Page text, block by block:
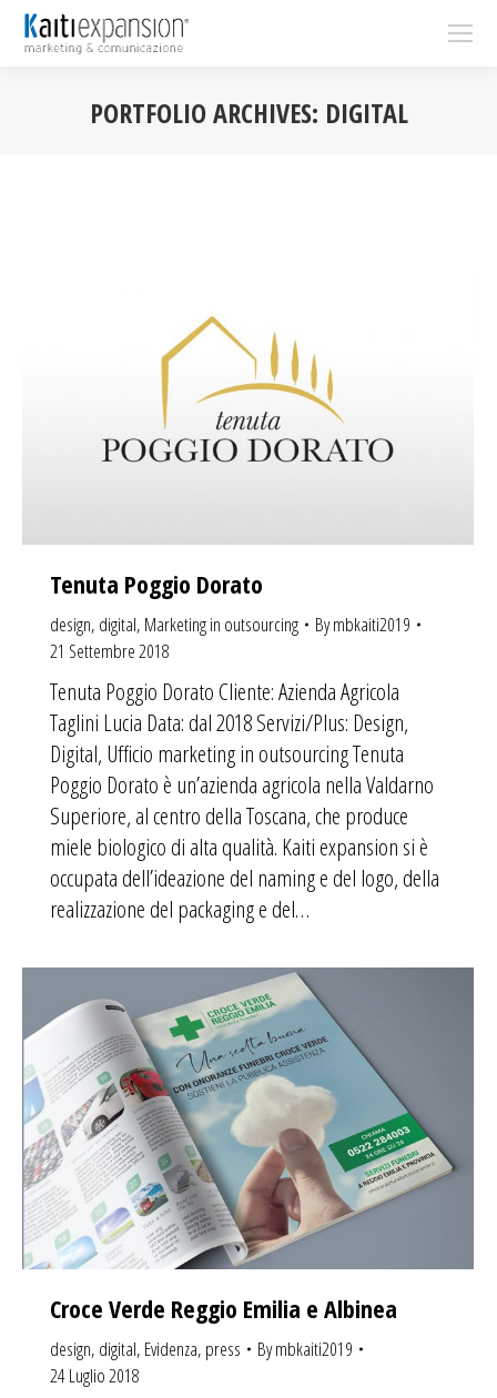
PORTFOLIO ARCHIVES: DIGITAL
Tenuta Poggio Dorato
design, digital, Marketing in outsourcing Bymbkaiti2019
21 Settembre 2018
Tenuta Poggio Dorato Cliente: Azienda Agricola
Taglini Lucia Data: dal 2018 Servizi/Plus: Design,
Digital, Ufficio marketing in outsourcing Tenuta
Poggio Dorato è un’azienda agricola nella Valdarno
Superiore, al centro della Toscana, che produce
miele biologico di alta qualità. Kaiti expansion si è
occupata dell’ideazione del naming e del logo, della
realizzazione del packaging e del…
Croce Verde Reggio Emilia e Albinea
design, digital, Evidenza, press Bymbkaiti2019
24 Luglio 2018